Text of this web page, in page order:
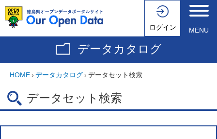
ログイン MENU
データカタログ
HOME› データカタログ› データセット検索
データセット検索